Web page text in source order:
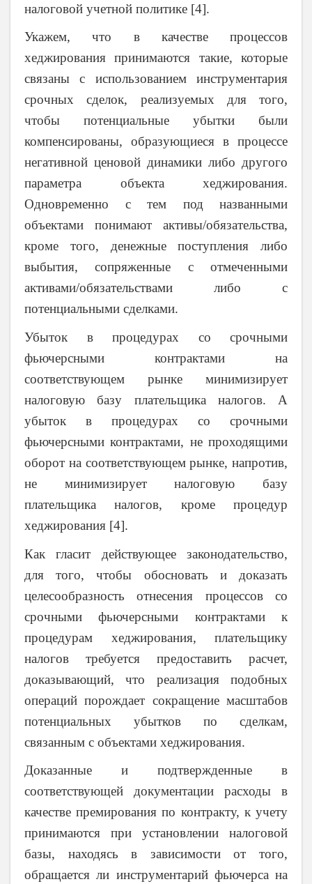
налоговой учетной политике [4].
Укажем, что в качестве процессов
хеджирования принимаются такие, которые
связаны с использованием инструментария
срочных сделок, реализуемых для того,
чтобы потенциальные убытки были
компенсированы, образующиеся в процессе
негативной ценовой динамики либо другого
параметра объекта хеджирования.
Одновременно с тем под названными
объектами понимают активы/обязательства,
кроме того, денежные поступления либо
выбытия, сопряженные с отмеченными
активами/обязательствами либо с
потенциальными сделками.
Убыток в процедурах со срочными
фьючерсными контрактами на
соответствующем рынке минимизирует
налоговую базу плательщика налогов. А
убыток в процедурах со срочными
фьючерсными контрактами, не проходящими
оборот на соответствующем рынке, напротив,
не минимизирует налоговую базу
плательщика налогов, кроме процедур
хеджирования [4].
Как гласит действующее законодательство,
для того, чтобы обосновать и доказать
целесообразность отнесения процессов со
срочными фьючерсными контрактами к
процедурам хеджирования, плательщику
налогов требуется предоставить расчет,
доказывающий, что реализация подобных
операций порождает сокращение масштабов
потенциальных убытков по сделкам,
связанным с объектами хеджирования.
Доказанные и подтвержденные в
соответствующей документации расходы в
качестве премирования по контракту, к учету
принимаются при установлении налоговой
базы, находясь в зависимости от того,
обращается ли инструментарий фьючерса на